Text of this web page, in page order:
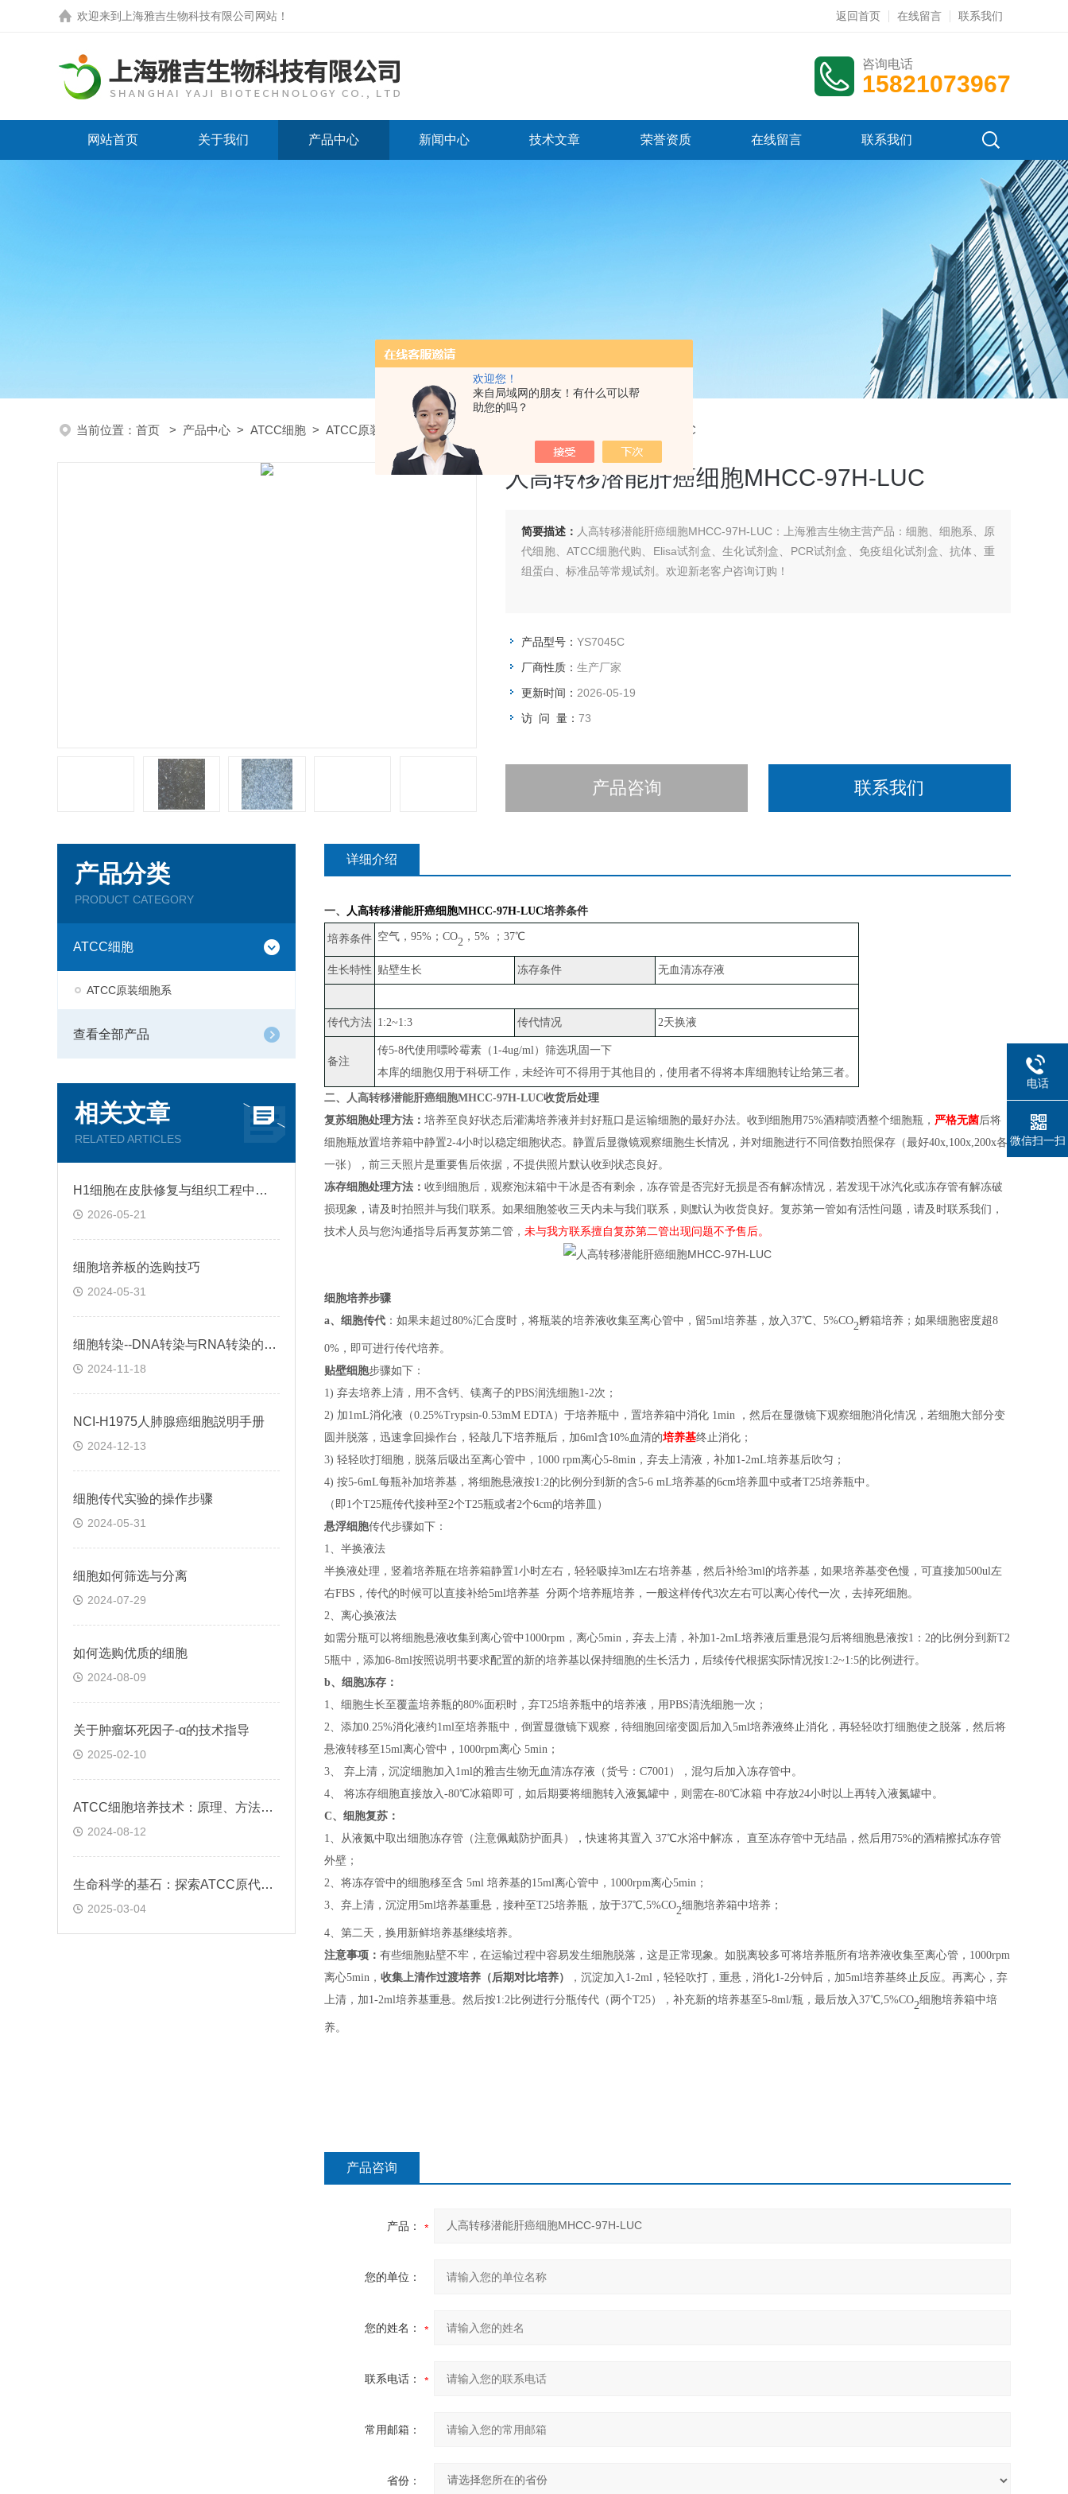
欢迎您！
来自局域网的朋友！有什么可以帮
助您的吗？
欢迎来到 上海雅吉生物科技有限公司网站 ！ 返回首页 在线留言 联系我们
咨询电话
15821073967
网站首页 关于我们 产品中心 新闻中心 技术文章 荣誉资质 在线留言 联系我们
当前位置： 首页 > 产品中心 > ATCC细胞 > ATCC原装细胞系 > YS7045C人高转移潜能肝癌细胞MHCC-97H-LUC
人高转移潜能肝癌细胞MHCC-97H-LUC
简要描述： 人高转移潜能肝癌细胞MHCC-97H-LUC：上海雅吉生物主营产品：细胞、细胞系、原
代细胞、ATCC细胞代购、Elisa试剂盒、生化试剂盒、PCR试剂盒、免疫组化试剂盒、抗体、重
组蛋白、标准品等常规试剂。欢迎新老客户咨询订购！
产品型号： YS7045C
厂商性质： 生产厂家
更新时间： 2026-05-19
访 问 量： 73
产品咨询 联系我们
产品分类
PRODUCT CATEGORY
ATCC细胞
ATCC原装细胞系
查看全部产品
相关文章
RELATED ARTICLES
H1细胞在皮肤修复与组织工程中的应用前景
2026-05-21
细胞培养板的选购技巧
2024-05-31
细胞转染--DNA转染与RNA转染的区别
2024-11-18
NCI-H1975人肺腺癌细胞説明手册
2024-12-13
细胞传代实验的操作步骤
2024-05-31
细胞如何筛选与分离
2024-07-29
如何选购优质的细胞
2024-08-09
关于​肿瘤坏死因子-α的技术指导
2025-02-10
ATCC细胞培养技术：原理、方法与应用实践
2024-08-12
生命科学的基石：探索ATCC原代细胞的魅力
2025-03-04
详细介绍
一、 人高转移潜能肝癌细胞MHCC-97H-LUC培养条件
培养条件 空气， 95%；CO2 ， 5% ；37℃
生长特性 贴壁生长 冻存条件 无血清冻存液
传代方法 1:2~1:3 传代情况 2天换液
备注
传5-8代使用嘌呤霉素（1-4ug/ml）筛选巩固一下
本库的细胞仅用于科研工作，未经许可不得用于其他目的，使用者不得将本库细胞转让给第三者。
二、 人高转移潜能肝癌细胞MHCC-97H-LUC收货后处理
复苏细胞处理方法： 培养至良好状态后灌满培养液并封好瓶口是运输细胞的最好办法。收到细胞用 75%酒精喷洒整个细胞瓶 ， 严格无菌后将
细胞瓶放置培养箱中静置2-4小时以稳定细胞状态。 静置后显微镜观察细胞生长情况，并对细胞进行不同倍数拍照保存（最好40x,100x,200x各
一张）
， 前三天照片是重要售后依据，不提供照片默认收到状态良好。
冻存细胞处理方法： 收到细胞后，观察泡沫箱中干冰是否有剩余，冻存管是否完好无损是否有解冻情况，若发现干冰汽化或冻存管有解冻破
损现象，请及时拍照并与我们联系。如果细胞签收三天内未与我们联系，则默认为收货良好。复苏第一管如有活性问题，请及时联系我们，
技术人员与您沟通指导后再复苏第二管， 未与我方联系擅自复苏第二管出现问题不予售后。
细胞培养步骤
a、 细胞传代 ： 如果未超过80%汇合度时，将瓶装的培养液收集至离心管中，留5ml培养基，放入37℃、5%CO2孵箱培养； 如果细胞密度超8
0%，即可进行传代培养。
贴壁细胞步骤如下：
1) 弃去培养上清，用不含钙、镁离子的PBS润洗细胞1-2次；
2) 加1mL消化液（0.25%Trypsin-0.53mM EDTA）于培养瓶中，置培养箱中消化 1min ，然后在显微镜下观察细胞消化情况，若细胞大部分变
圆并脱落，迅速拿回操作台，轻敲几下培养瓶后，加6ml含10%血清的培养基终止消化；
3) 轻轻吹打细胞，脱落后吸出至离心管中，1000 rpm离心5-8min，弃去上清液，补加1-2mL培养基后吹匀；
4) 按5-6mL每瓶补加培养基，将细胞悬液按1:2的比例分到新的含5-6 mL培养基的6cm培养皿中或者T25培养瓶中。
（即1个T25瓶传代接种至2个T25瓶或者2个6cm的培养皿）
悬浮细胞传代步骤如下：
1、半换液法
半换液处理，竖着培养瓶在培养箱静置1小时左右，轻轻吸掉3ml左右培养基，然后补给3ml的培养基，如果培养基变色慢，可直接加500ul左
右FBS，传代的时候可以直接补给5ml培养基 分两个培养瓶培养，一般这样传代3次左右可以离心传代一次，去掉死细胞。
2、离心换液法
如需分瓶可以将细胞悬液收集到离心管中 1000rpm，离心5min，弃去上清，补加1-2mL培养液后重悬混匀后将细胞悬液按1：2的比例分到新T2
5瓶中，添加6-8ml按照说明书要求配置的新的培养基以保持细胞的生长活力，后续传代根据实际情况按1:2~1:5的比例进行。
b、 细胞冻存：
1、细胞生长至覆盖培养瓶的80%面积时，弃T25培养瓶中的培养液，用PBS清洗细胞一次；
2、添加0.25%消化液约1ml至培养瓶中，倒置显微镜下观察，待细胞回缩变圆后加入5ml培养液终止消化，再轻轻吹打细胞使之脱落，然后将
悬液转移至15ml离心管中，1000rpm离心 5min；
3、 弃上清，沉淀细胞加入1ml的雅吉生物无血清冻存液（货号： C7001），混匀后加入冻存管中。
4、 将冻存细胞直接放入-80℃冰箱即可，如后期要将细胞转入液氮罐中， 则 需在-80℃冰箱 中存放24小时以上再转入液氮罐中。
C、 细胞复苏：
1、 从液氮中取出细胞冻存管（注意佩戴防护面具），快速将其置入 37℃水浴中解冻， 直至冻存管中无结晶，然后用75%的酒精擦拭冻存管
外壁；
2、 将冻存管中的细胞移至含 5ml 培养基的15ml离心管中，1000rpm离心5min；
3、 弃上清，沉淀用5ml培养基重悬，接种至T25培养瓶， 放于37℃,5%CO2细胞培养箱中培养；
4、 第二天，换用新鲜培养基继续培养。
注意事项： 有些细胞贴壁不牢，在运输过程中容易发生细胞脱落，这是正常现象。如脱离较多可将培养瓶所有培养液收集至离心管， 1000rpm
离心5min， 收集上清作过渡培养 （后期对比培养） ，沉淀加入 1-2ml，轻轻吹打，重悬，消化1-2分钟后，加5ml培养基终止反应。再离心，弃
上清，加1-2ml培养基重悬。然后按1:2比例进行分瓶传代（两个T25），补充新的培养基至5-8ml/瓶，最后放入37℃,5%CO2细胞培养箱中培
养。
产品咨询
产品：
您的单位：
您的姓名：
联系电话：
常用邮箱：
省份：
电话
微信扫一扫